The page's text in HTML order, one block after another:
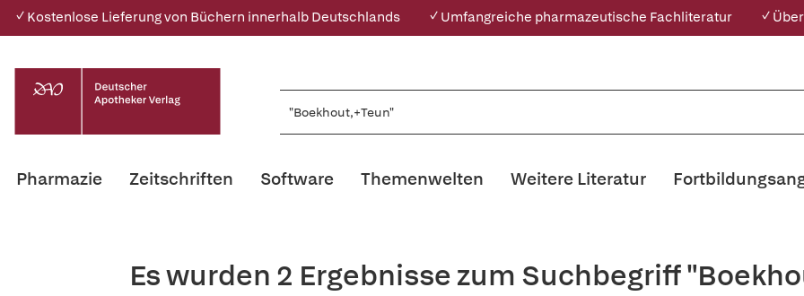
✓ Kostenlose Lieferung von Büchern innerhalb Deutschlands ✓ Umfangreiche pharmazeutische Fachliteratur ✓
Pharmazie Zeitschriften Software Themenwelten Weitere Literatur
Es wurden 2 Ergebnisse zum Suchbegriff